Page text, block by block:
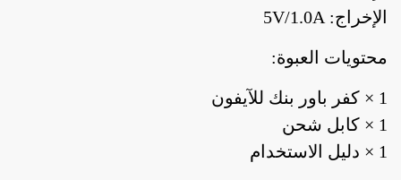
الإخراج: 5V/1.0A
محتويات العبوة:
1 × كفر باور بنك للآيفون
1 × كابل شحن
1 × دليل الاستخدام